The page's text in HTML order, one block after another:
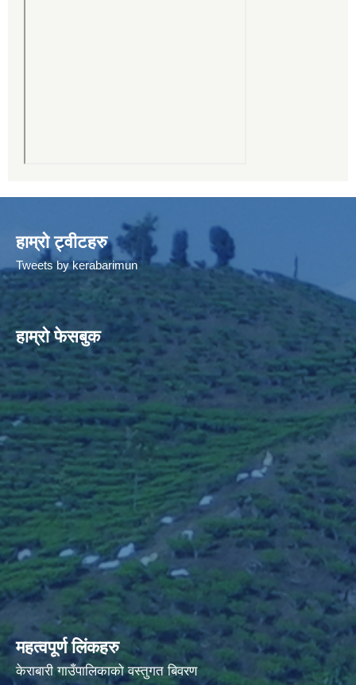
हाम्रो ट्वीटहरु
Tweets by kerabarimun
हाम्रो फेसबुक
महत्वपूर्ण लिंकहरु
केराबारी गाउँपालिकाको वस्तुगत बिवरण